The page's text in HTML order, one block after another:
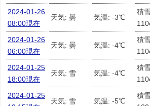
2024-01-26
08:00現在
天気: 曇 気温: -3℃
積
2024-01-26
06:00現在
天気: 曇 気温: -4℃
積
2024-01-25
18:00現在
天気: 雪 気温: -4℃
積
2024-01-25
天気: 雪 気温: -5℃
積